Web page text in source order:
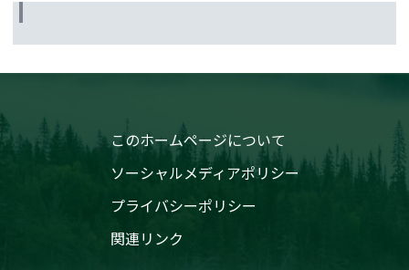
このホームページについて
ソーシャルメディアポリシー
プライバシーポリシー
関連リンク